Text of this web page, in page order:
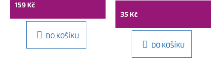
159 Kč
DO KOŠÍKU
35 Kč
DO KOŠÍKU